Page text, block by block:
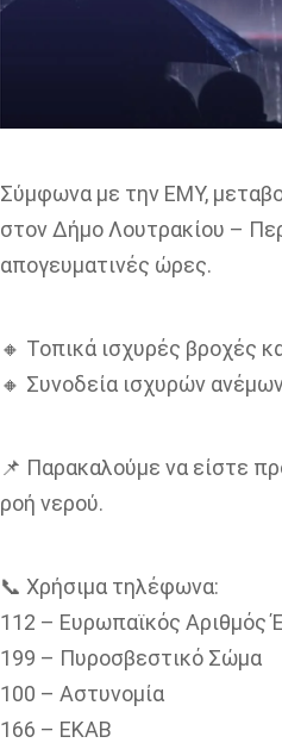
Σύμφωνα με την ΕΜΥ,
στον Δήμο Λουτρακίου –
απογευματινές ώρες.
🔸 Τοπικά ισχυρές βροχές
🔸 Συνοδεία ισχυρών
📌 Παρακαλούμε να είστε
ροή νερού.
📞 Χρήσιμα τηλέφωνα:
112 – Ευρωπαϊκός Αριθμός
199 – Πυροσβεστικό Σώμα
100 – Αστυνομία
166 – ΕΚΑΒ